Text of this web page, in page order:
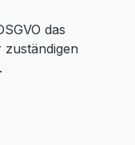
das
zuständigen